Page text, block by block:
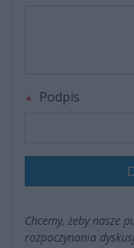
Podpis
Chcemy, żeby nasze
rozpoczynania